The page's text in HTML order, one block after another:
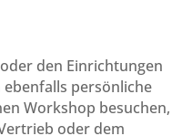
den Einrichtungen
persönliche
Workshop besuchen,
oder dem